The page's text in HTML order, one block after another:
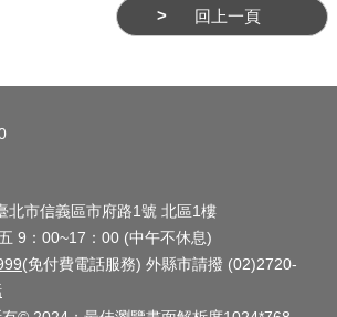
回上一頁
北市信義區市府路1號 北區1樓
9：00~17：00 (中午不休息)
(免付費電話服務) 外縣市請撥 (02)2720-